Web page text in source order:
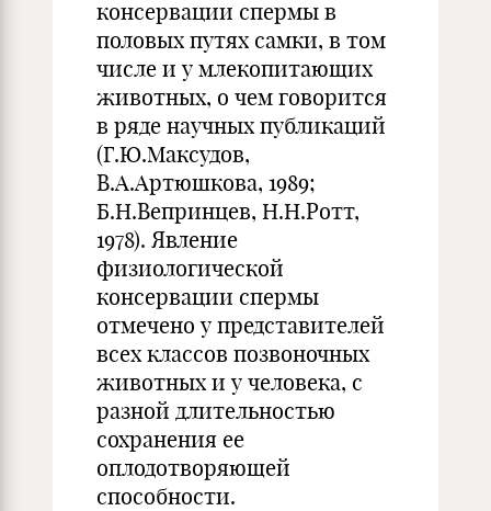
консервации спермы в
половых путях самки, в том
числе и у млекопитающих
животных, о чем говорится
в ряде научных публикаций
(Г.Ю.Максудов,
В.А.Артюшкова, 1989;
Б.Н.Вепринцев, Н.Н.Ротт,
1978). Явление
физиологической
консервации спермы
отмечено у представителей
всех классов позвоночных
животных и у человека, с
разной длительностью
сохранения ее
оплодотворяющей
способности.